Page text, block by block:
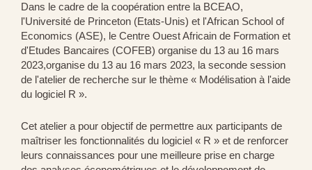
Dans le cadre de la coopération entre la BCEAO,
l'Université de Princeton (Etats-Unis) et l'African School of
Economics (ASE), le Centre Ouest Africain de Formation et
d'Etudes Bancaires (COFEB) organise du 13 au 16 mars
2023,organise du 13 au 16 mars 2023, la seconde session
de l'atelier de recherche sur le thème « Modélisation à l'aide
du logiciel R ».
Cet atelier a pour objectif de permettre aux participants de
maîtriser les fonctionnalités du logiciel « R » et de renforcer
leurs connaissances pour une meilleure prise en charge